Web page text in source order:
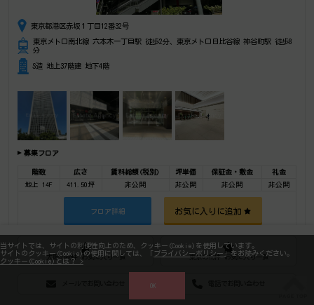
当サイトでは、サイトの利便性向上のため、クッキー(Cookie)を使用しています。
サイトのクッキー(Cookie)の使用に関しては、「 プライバシーポリシー 」をお読みください。
クッキー(Cookie)とは？ >
OK
大阪の物件 お気に入り一覧 東京の物件 お気に入り一覧
東京都港区赤坂１丁目12番32号
東京メトロ南北線 六本木一丁目駅 徒歩2分、東京メトロ日比谷線 神谷町駅 徒歩8
分
S造 地上37階建 地下4階
募集フロア
階数 広さ 賃料総額(税別) 坪単価 保証金・敷金
礼金
地上 14F
411.50坪 非公開 非公開 非公開 非公開
フロア詳細 お気に入りに追加
地上 14F 55.30坪 非公開 非公開 非公開 非公開